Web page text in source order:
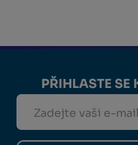
PŘIHLASTE